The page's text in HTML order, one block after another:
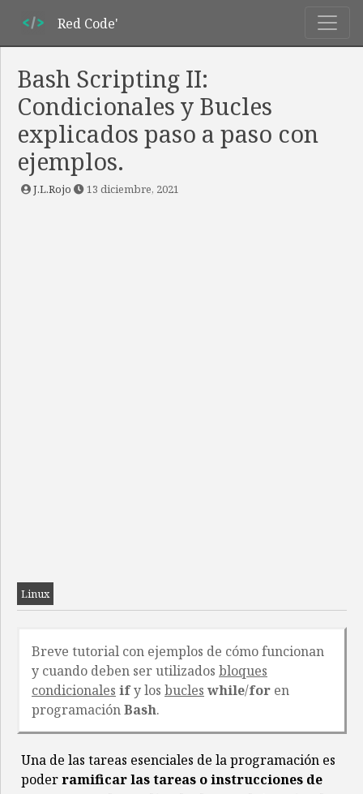
Red Code'
Bash Scripting II:
Condicionales y Bucles
explicados paso a paso con
ejemplos.
J.L.Rojo 13 diciembre, 2021
Linux
Breve tutorial con ejemplos de cómo funcionan
y cuando deben ser utilizados bloques
condicionales ify los bucles while/for en
programaciónBash.
Una de las tareas esenciales de la programación es
poderramificar las tareas o instrucciones de